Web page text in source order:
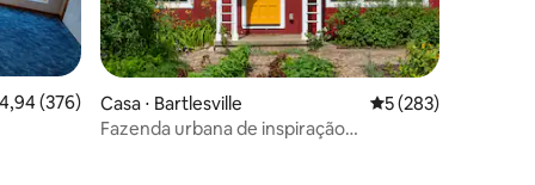
de uma avaliação média de 5, 376 avaliações
4,94 (376)
Casa ⋅ Bartlesville 5 de uma avaliação
5 (283)
Fazenda urbana de inspiração